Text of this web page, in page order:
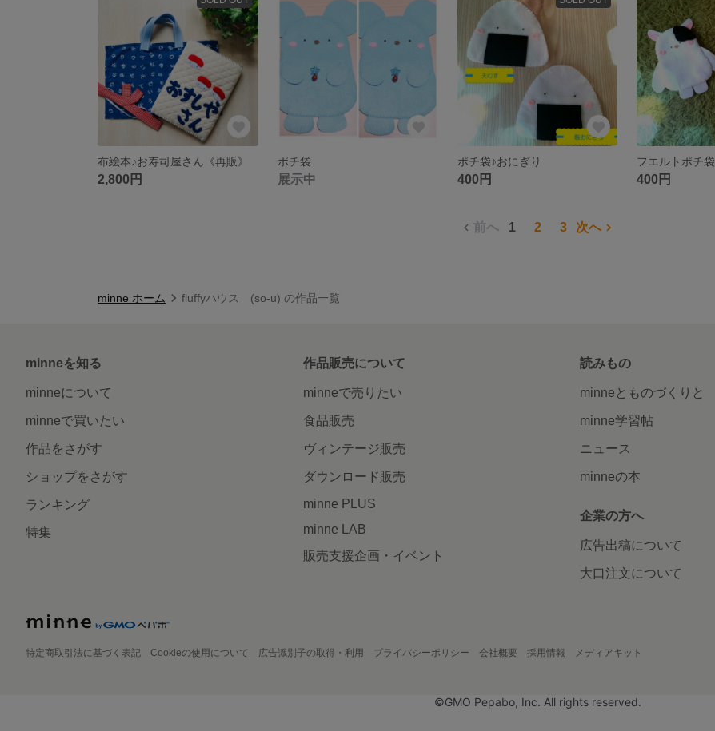
布絵本♪お寿司屋さん《再販》
2,800円
ポチ袋
展示中
ポチ袋♪おにぎり
400円
フエルトポチ袋
400円
前へ 1 2 3 次へ
minne ホーム fluffyハウス (so-u) の作品一覧
minneを知る
minneについて
minneで買いたい
作品をさがす
ショップをさがす
ランキング
特集
作品販売について
minneで売りたい
食品販売
ヴィンテージ販売
ダウンロード販売
minne PLUS
minne LAB
販売支援企画・イベント
読みもの
minneとものづくりと
minne学習帖
ニュース
minneの本
企業の方へ
広告出稿について
大口注文について
特定商取引法に基づく表記 Cookieの使用について 広告識別子の取得・利用 プライバシーポリシー 会社概要 採用情報 メディアキット
©GMO Pepabo, Inc. All rights reserved.